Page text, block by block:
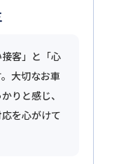
客」と「心
大切なお車
りと感じ、
を心がけて